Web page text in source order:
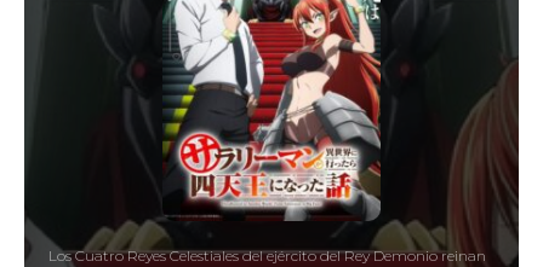
Los Cuatro Reyes Celestiales del ejército del Rey Demonio reinan